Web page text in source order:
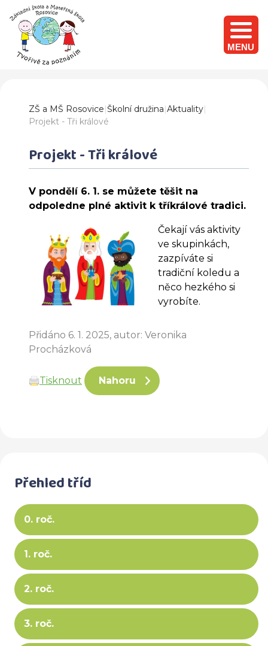
MENU
ZŠ a MŠ Rosovice|Školní družina|Aktuality|
Projekt - Tři králové
Projekt - Tři králové
V pondělí 6. 1. se můžete těšit na
odpoledne plné aktivit k tříkrálové tradici.
Čekají vás aktivity
ve skupinkách,
zazpíváte si
tradiční koledu a
něco hezkého si
vyrobíte.
Přidáno 6. 1. 2025, autor: Veronika
Procházková
Tisknout Nahoru
Přehled tříd
0. roč.
1. roč.
2. roč.
3. roč.